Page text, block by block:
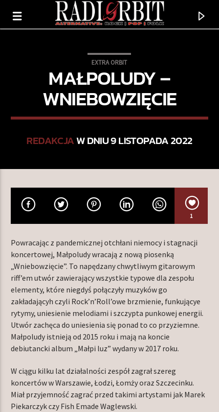
KALENDARIUM MUZYCZNE
TERAZ W RAMÓWCE
INDIE ORBIT WEEKEND
12:00 14:00
NASTĘPNIE W RAMÓWCE
LIGHT ORBIT WEEKEND
14:00 16:00
Radio Orbit
EXTRA ORBIT
MAŁPOLUDY –
WNIEBOWZIĘCIE
REDAKCJAW DNIU 9 LISTOPADA 2022
1
Powracając z pandemicznej otchłani niemocy i stagnacji
koncertowej, Małpoludy wracają z nową piosenką
„Wniebowzięcie”. To napędzany chwytliwym gitarowym
riff’em utwór zawierający wszystkie typowe dla zespołu
elementy, które niegdyś połączyły muzyków go
zakładającyh czyli Rock’n’Roll’owe brzmienie, funkującye
rytymy, uniesienie melodiami i szczypta punkowej energii.
Utwór zachęca do uniesienia się ponad to co przyziemne.
Małpoludy istnieją od 2015 roku i mają na koncie
debiutancki album „Małpi luz” wydany w 2017 roku.
W ciągu kilku lat działalności zespół zagrał szereg
koncertów w Warszawie, Łodzi, Łomży oraz Szczecinku.
Miał przyjemność zagrać przed takimi artystami jak Marek
Piekarczyk czy Fish Emade Waglewski.